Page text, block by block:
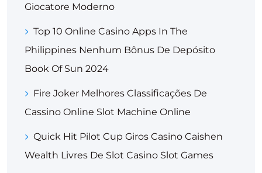
Giocatore Moderno
Top 10 Online Casino Apps In The
Philippines Nenhum Bônus De Depósito
Book Of Sun 2024
Fire Joker Melhores Classificações De
Cassino Online Slot Machine Online
Quick Hit Pilot Cup Giros Casino Caishen
Wealth Livres De Slot Casino Slot Games